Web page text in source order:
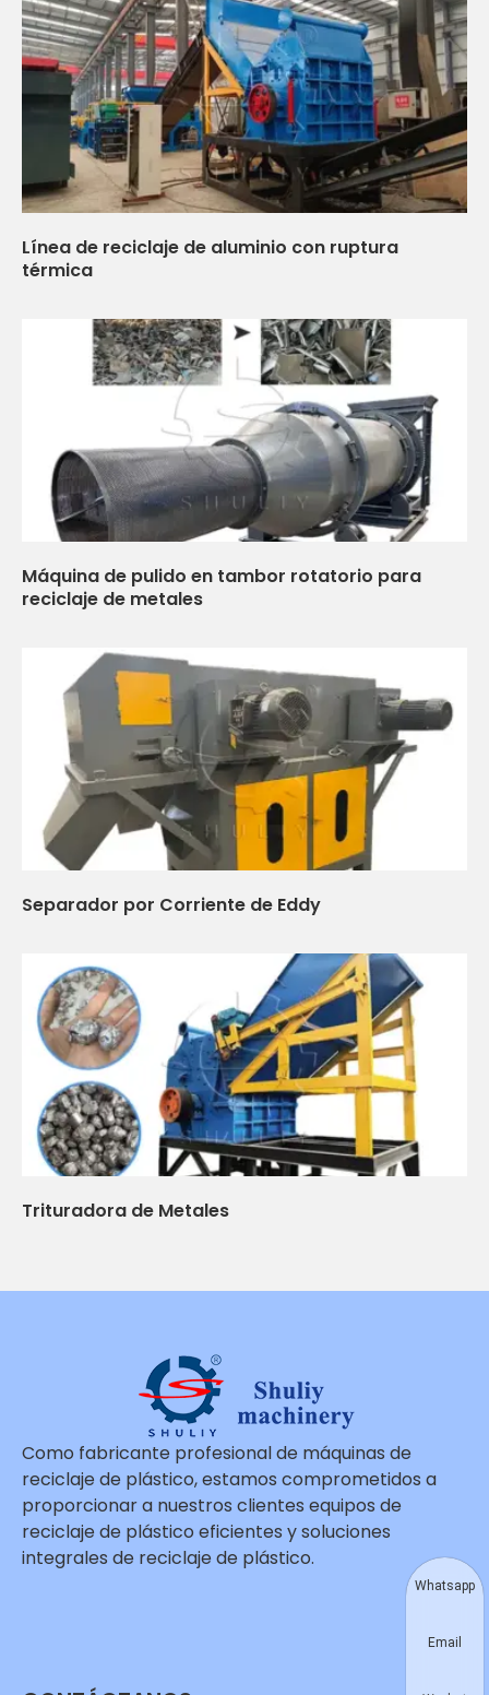
Línea de reciclaje de aluminio con ruptura
térmica
Máquina de pulido en tambor rotatorio para
reciclaje de metales
Separador por Corriente de Eddy
Trituradora de Metales
Como fabricante profesional de máquinas de
reciclaje de plástico, estamos comprometidos a
proporcionar a nuestros clientes equipos de
reciclaje de plástico eficientes y soluciones
integrales de reciclaje de plástico.
Whatsapp
Email